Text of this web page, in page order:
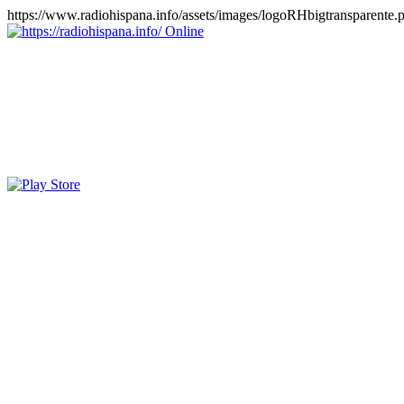
https://www.radiohispana.info/assets/images/
Online